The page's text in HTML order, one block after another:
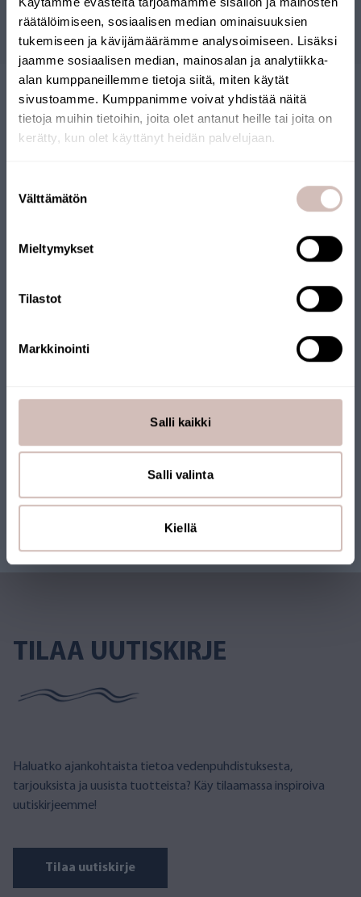
räätälöimiseen, sosiaalisen median ominaisuuksien
tukemiseen ja kävijämäärämme analysoimiseen. Lisäksi
jaamme sosiaalisen median, mainosalan ja analytiikka-
alan kumppaneillemme tietoja siitä, miten käytät
sivustoamme. Kumppanimme voivat yhdistää näitä
tietoja muihin tietoihin, joita olet antanut heille tai joita on
kerätty, kun olet käyttänyt heidän palvelujaan.
valinta
Välttämätön
Mieltymykset
Tilastot
Markkinointi
Salli kaikki
Salli valinta
Kiellä
Kysymyksiä
SUOMALAINEN
VERKKOKAUPPA
Verkkokauppaa pitää yllä suomalainen yritys, joka toimittaa
TILAA UUTISKIRJE
Haluatko ajankohtaista tietoa vedenpuhdistuksesta,
tarjouksista ja uusista tuotteista? Käy tilaamassa inspiroiva
uutiskirjeemme!
Tilaa uutiskirje